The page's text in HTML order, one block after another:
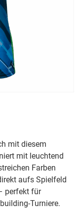
mit diesem
mit leuchtend
Farben
aufs Spielfeld
perfekt für
Turniere.